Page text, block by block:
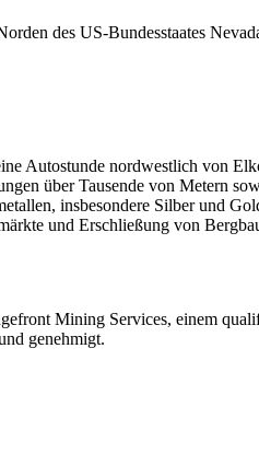
des US-Bundesstaates
Autostunde nordwestlich von
über Tausende von Metern
insbesondere Silber und
und Erschließung von
Mining Services, einem
genehmigt.